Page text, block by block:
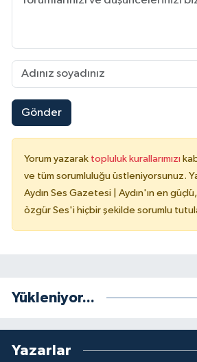
Gönder
Yorum yazarak topluluk kurallarımızı
ve tüm sorumluluğu üstleniyorsunuz.
Aydın Ses Gazetesi | Aydın'ın en
özgür Ses'i hiçbir şekilde sorumlu
Yükleniyor...
Yazarlar